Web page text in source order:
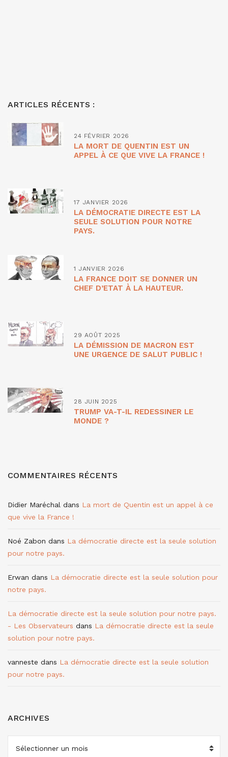
ARTICLES RÉCENTS :
24 FÉVRIER 2026
LA MORT DE QUENTIN EST UN
APPEL À CE QUE VIVE LA FRANCE !
17 JANVIER 2026
LA DÉMOCRATIE DIRECTE EST LA
SEULE SOLUTION POUR NOTRE
PAYS.
1 JANVIER 2026
LA FRANCE DOIT SE DONNER UN
CHEF D’ETAT À LA HAUTEUR.
29 AOÛT 2025
LA DÉMISSION DE MACRON EST
UNE URGENCE DE SALUT PUBLIC !
28 JUIN 2025
TRUMP VA-T-IL REDESSINER LE
MONDE ?
COMMENTAIRES RÉCENTS
Didier Maréchal dans La mort de Quentin est un appel à ce
que vive la France !
Noé Zabon dans La démocratie directe est la seule solution
pour notre pays.
Erwan dans La démocratie directe est la seule solution pour
notre pays.
La démocratie directe est la seule solution pour notre pays.
- Les Observateurs dans La démocratie directe est la seule
solution pour notre pays.
vanneste dans La démocratie directe est la seule solution
pour notre pays.
ARCHIVES
ARCHIVES